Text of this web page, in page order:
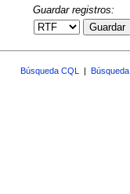
Guardar registros:
Guardar
Búsqueda CQL